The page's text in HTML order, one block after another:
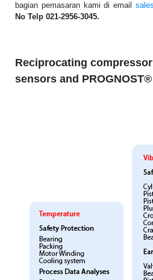
bagian pemasaran kami di email
No Telp 021-2956-3045.
Reciprocating
sensors and